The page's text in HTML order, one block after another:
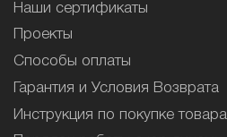
Наши сертификаты
Проекты
Способы оплаты
Гарантия и Условия Возврата
Инструкция по покупке товара